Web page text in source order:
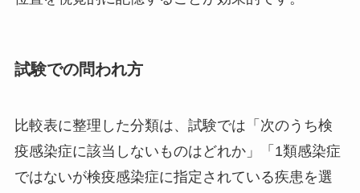
試験での問われ方
比較表に整理した分類は、試験では「次のうち検
疫感染症に該当しないものはどれか」「1類感染症
ではないが検疫感染症に指定されている疾患を選